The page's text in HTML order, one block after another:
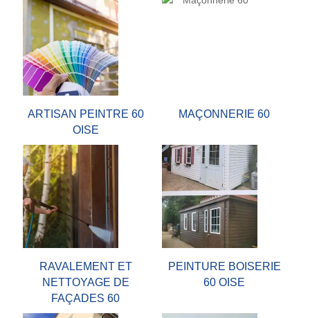
ARTISAN PEINTRE 60
OISE
MAÇONNERIE 60
RAVALEMENT ET
NETTOYAGE DE
FAÇADES 60
PEINTURE BOISERIE
60 OISE